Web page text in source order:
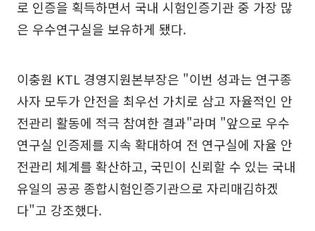
로 인증을 획득하면서 국내 시험인증기관 중 가장 많
은 우수연구실을 보유하게 됐다.
이충원 KTL 경영지원본부장은 "이번 성과는 연구종
사자 모두가 안전을 최우선 가치로 삼고 자율적인 안
전관리 활동에 적극 참여한 결과"라며 "앞으로 우수
연구실 인증제를 지속 확대하여 전 연구실에 자율 안
전관리 체계를 확산하고, 국민이 신뢰할 수 있는 국내
유일의 공공 종합시험인증기관으로 자리매김하겠
다"고 강조했다.